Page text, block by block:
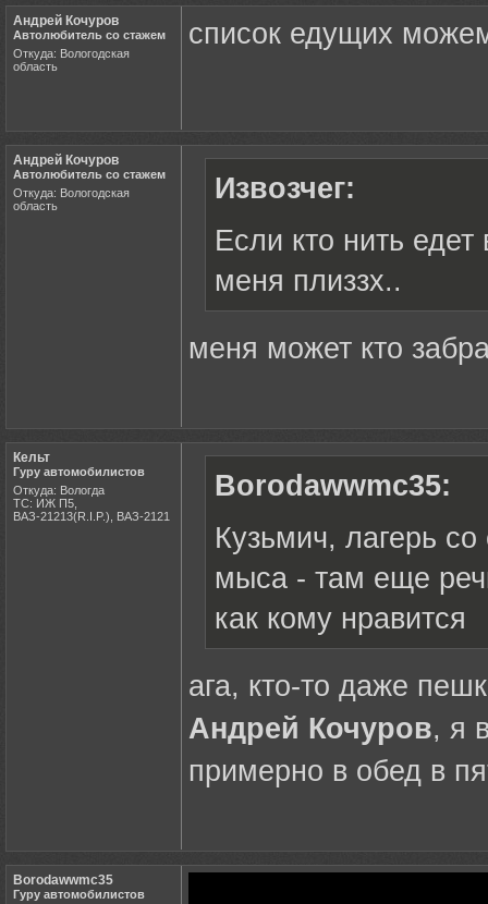
Андрей Кочуров
Автолюбитель со стажем
Откуда: Вологодская
область
список едущих
Андрей Кочуров
Автолюбитель со стажем
Откуда: Вологодская
область
Извозчег:
Если кто нить
меня плиззх..
меня может кто
Кельт
Гуру автомобилистов
Откуда: Вологда
ТС: ИЖ П5,
ВАЗ-21213(R.I.P.), ВАЗ-2121
Borodawwmc35:
Кузьмич, лагерь
мыса - там еще
как кому нравится
ага, кто-то даже
Андрей Кочуров, я
примерно в обед в
Borodawwmc35
Гуру автомобилистов